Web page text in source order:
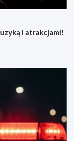
i atrakcjami!